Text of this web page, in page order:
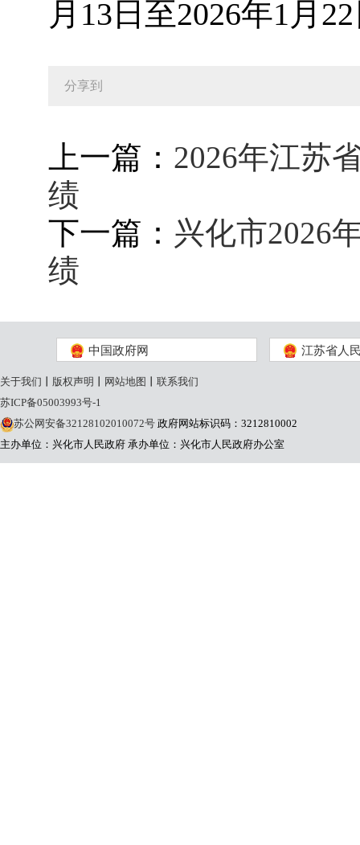
月13日至2026年1月
分享到
上一篇： 2026年江苏
绩
下一篇： 兴化市2026
绩
中国政府网 江苏省人
关于我们 版权声明 网站地图
联系我们
苏ICP备05003993号-1
苏公网安备32128102010072号 政府网站标识码：3212810002
主办单位：兴化市人民政府 承办单位：兴化市人民政府办公室